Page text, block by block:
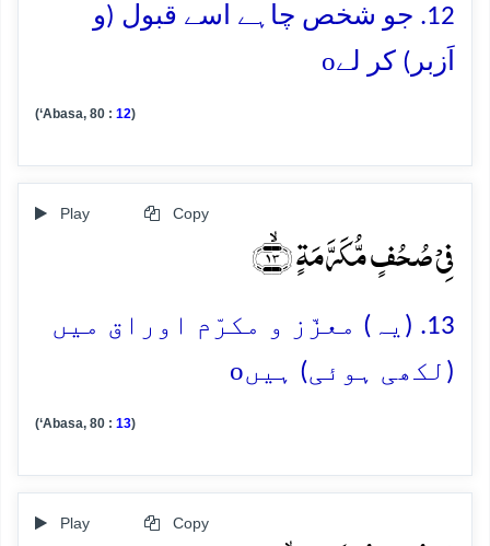
12. جو شخص چاہے اسے قبول (و
اَزبر) کر لےo
(‘Abasa, 80 : 12)
Play Copy
فِیۡ صُحُفٍ مُّکَرَّمَۃٍ ﴿ۙ۱۳﴾
13. (یہ) معزّز و مکرّم اوراق میں
(لکھی ہوئی) ہیںo
(‘Abasa, 80 : 13)
Play Copy